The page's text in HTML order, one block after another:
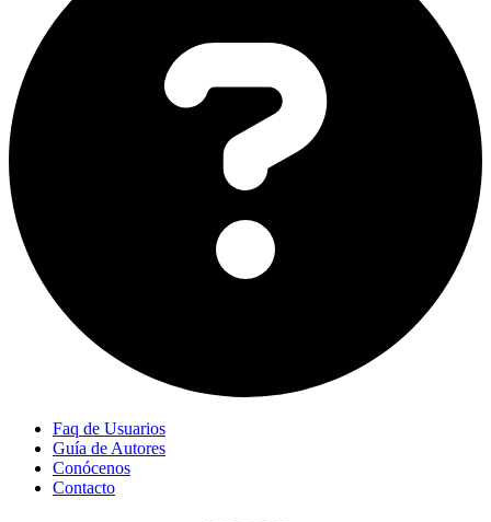
Faq de Usuarios
Guía de Autores
Conócenos
Contacto